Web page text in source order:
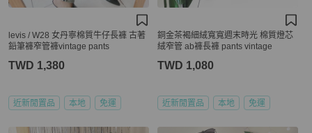
levis / W28 女丹寧棉質牛仔長褲 古著
鉛筆褲窄管褲vintage pants
TWD 1,380
近新閒置品 本地 免運
銅金茶褐細絨寬寬週末時光 棉質燈芯
絨窄管 ab褲長褲 pants vintage
TWD 1,080
近新閒置品 本地 免運